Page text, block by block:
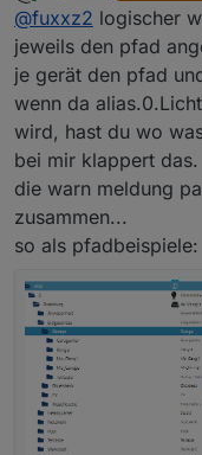
erstellen soll?
Ziel wäre
Zudem legt
eine
2022-10-23
invalid type!
Online
@fuxxz2 logischer
jeweils den pfad
je gerät den pfad
wenn da
wird, hast du wo
bei mir klappert das.
die warn meldung
zusammen...
so als pfadbeispiele: